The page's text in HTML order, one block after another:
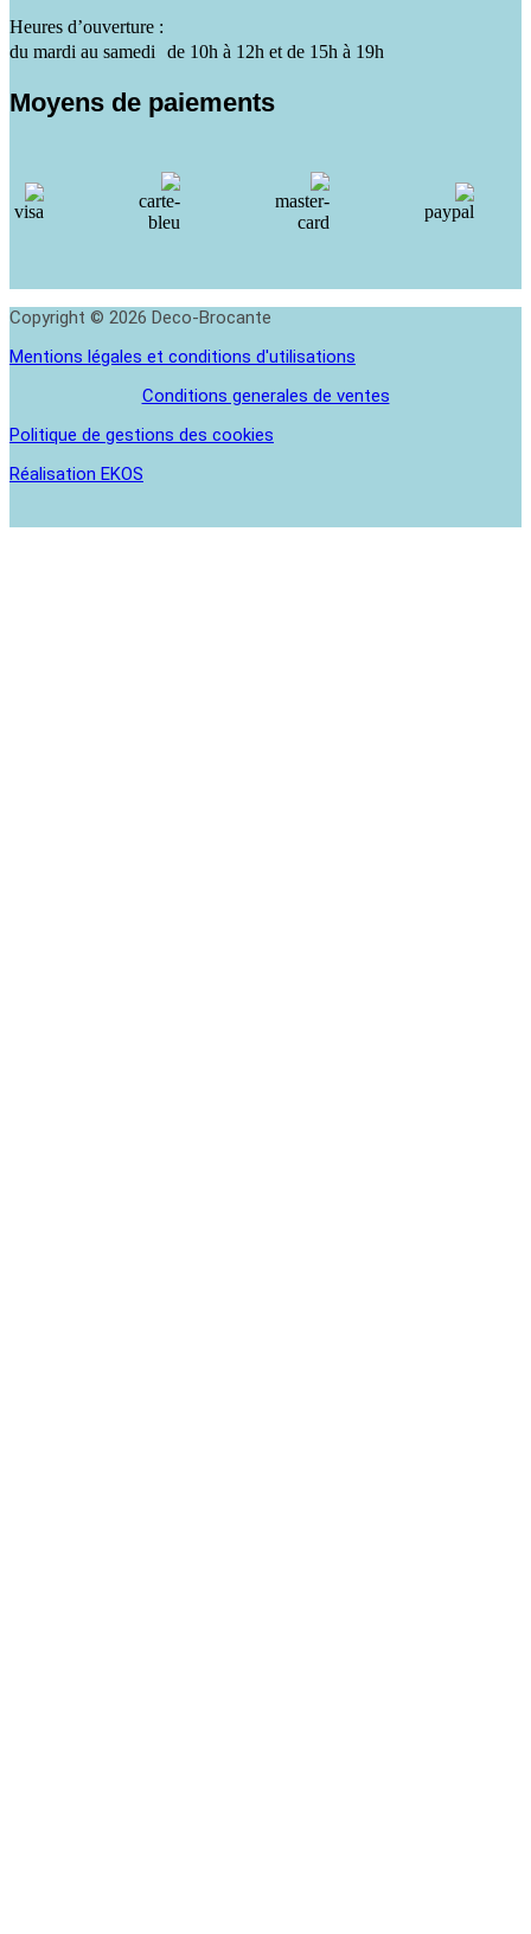
Heures d’ouverture :
du mardi au samedi de 10h à 12h et de 15h à 19h
Moyens de paiements
Copyright © 2026 Deco-Brocante
Mentions légales et conditions d'utilisations
Conditions generales de ventes
Politique de gestions des cookies
Réalisation EKOS